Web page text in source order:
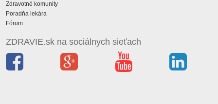
Zdravotné komunity
Poradňa lekára
Fórum
ZDRAVIE.sk na sociálnych sieťach